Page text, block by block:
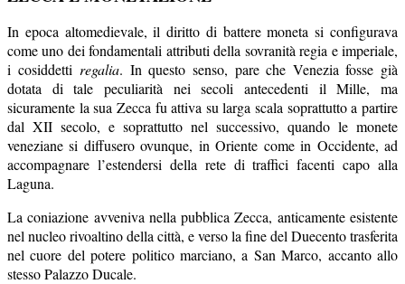
In epoca altomedievale, il diritto di battere moneta si configurava
come uno dei fondamentali attributi della sovranità regia e imperiale,
i cosiddetti regalia. In questo senso, pare che Venezia fosse già
dotata di tale peculiarità nei secoli antecedenti il Mille, ma
sicuramente la sua Zecca fu attiva su larga scala soprattutto a partire
dal XII secolo, e soprattutto nel successivo, quando le monete
veneziane si diffusero ovunque, in Oriente come in Occidente, ad
accompagnare l’estendersi della rete di traffici facenti capo alla
Laguna.
La coniazione avveniva nella pubblica Zecca, anticamente esistente
nel nucleo rivoaltino della città, e verso la fine del Duecento trasferita
nel cuore del potere politico marciano, a San Marco, accanto allo
stesso Palazzo Ducale.